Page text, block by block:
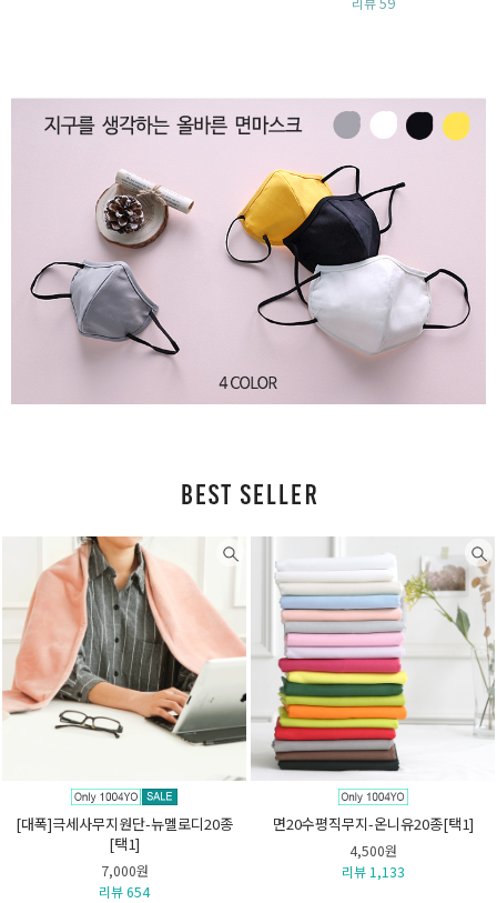
[대폭]극세사무지원단-뉴멜로디20종
[택1]
7,000원
리뷰 654
면20수평직무지-온니유20종[택1]
4,500원
리뷰 1,133